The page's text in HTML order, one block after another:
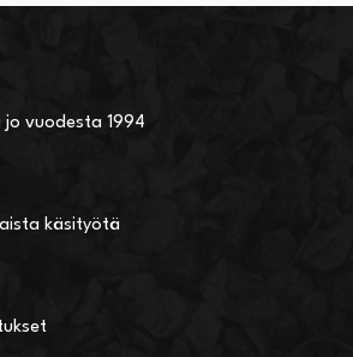
jo vuodesta 1994
käsityötä